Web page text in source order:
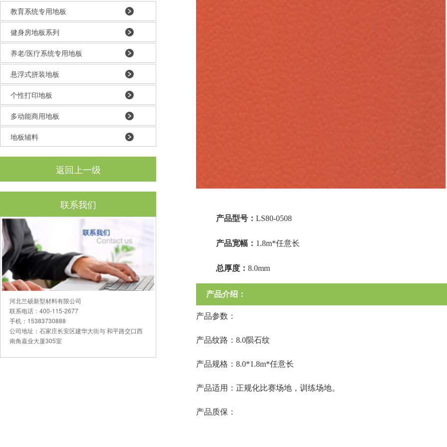
教育系统专用地板
健身房地板系列
养老/医疗系统专用地板
悬浮式拼装地板
个性打印地板
多动能商用地板
地板辅料
返回上一级
联系我们
河北兰硕新型材料有限公司
联系电话：400-115-2677
手机：15383730888
公司地址：石家庄长安区建华大街与 和平路交口西
南角嘉业大厦305室
产品型号：LS80-0508
产品宽幅： 1.8m*任意长
总厚度：8.0mm
产品介绍：
产品参数：
产品纹路：8.0陨石纹
产品规格：8.0*1.8m*任意长
产品适用：正规化比赛场地，训练场地。
产品质保：